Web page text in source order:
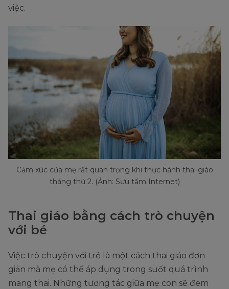
việc.
Cảm xúc của mẹ rất quan trọng khi thực hành thai giáo
tháng thứ 2. (Ảnh: Sưu tầm Internet)
Thai giáo bằng cách trò chuyện
với bé
Việc trò chuyện với trẻ là một cách thai giáo đơn
giản mà mẹ có thể áp dụng trong suốt quá trình
mang thai. Những tương tác giữa mẹ con sẽ đem